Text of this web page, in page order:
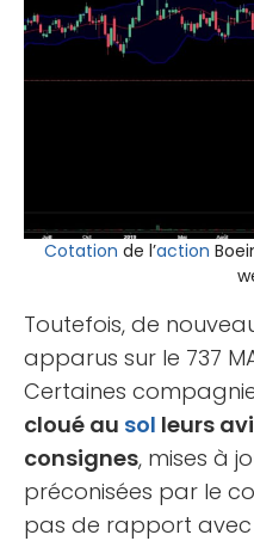
Cotation de l’action
Toutefois, de
apparus sur le 737
Certaines
cloué au sol leurs
consignes, mises à
préconisées par le
pas de rapport